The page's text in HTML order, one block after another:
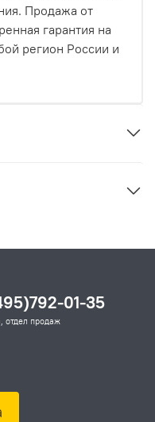
Продажа от
гарантия на
регион России и
01-35
отдел продаж